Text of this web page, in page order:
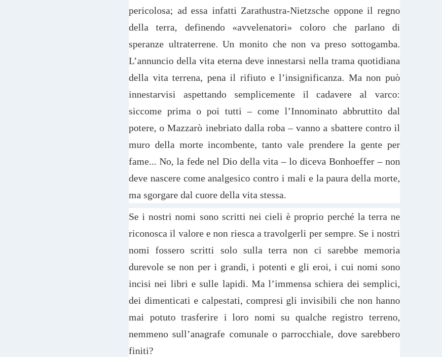
pericolosa; ad essa infatti Zarathustra-Nietzsche oppone il regno
della terra, definendo «avvelenatori» coloro che parlano di
speranze ultraterrene. Un monito che non va preso sottogamba.
L’annuncio della vita eterna deve innestarsi nella trama quotidiana
della vita terrena, pena il rifiuto e l’insignificanza. Ma non può
innestarvisi aspettando semplicemente il cadavere al varco:
siccome prima o poi tutti – come l’Innominato abbruttito dal
potere, o Mazzarò inebriato dalla roba – vanno a sbattere contro il
muro della morte incombente, tanto vale prendere la gente per
fame... No, la fede nel Dio della vita – lo diceva Bonhoeffer – non
deve nascere come analgesico contro i mali e la paura della morte,
ma sgorgare dal cuore della vita stessa.
Se i nostri nomi sono scritti nei cieli è proprio perché la terra ne
riconosca il valore e non riesca a travolgerli per sempre. Se i nostri
nomi fossero scritti solo sulla terra non ci sarebbe memoria
durevole se non per i grandi, i potenti e gli eroi, i cui nomi sono
incisi nei libri e sulle lapidi. Ma l’immensa schiera dei semplici,
dei dimenticati e calpestati, compresi gli invisibili che non hanno
mai potuto trasferire i loro nomi su qualche registro terreno,
nemmeno sull’anagrafe comunale o parrocchiale, dove sarebbero
finiti?